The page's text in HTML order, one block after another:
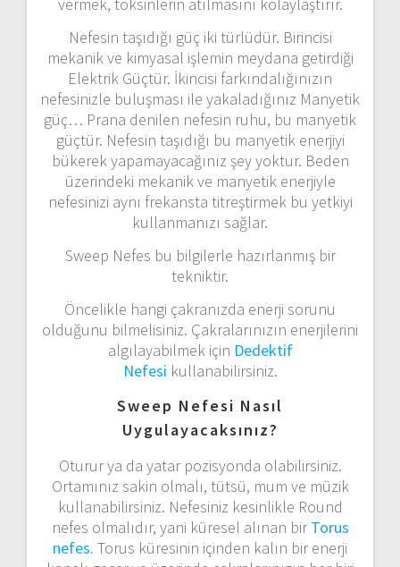
Nefesin taşıdığı güç iki türlüdür. Birincisi
mekanik ve kimyasal işlemin meydana getirdiği
Elektrik Güçtür. İkincisi farkındalığınızın
nefesinizle buluşması ile yakaladığınız Manyetik
güç… Prana denilen nefesin ruhu, bu manyetik
güçtür. Nefesin taşıdığı bu manyetik enerjiyi
bükerek yapamayacağınız şey yoktur. Beden
üzerindeki mekanik ve manyetik enerjiyle
nefesinizi aynı frekansta titreştirmek bu yetkiyi
kullanmanızı sağlar.
Sweep Nefes bu bilgilerle hazırlanmış bir
tekniktir.
Öncelikle hangi çakranızda enerji sorunu
olduğunu bilmelisiniz. Çakralarınızın enerjilerini
algılayabilmek için Dedektif
Nefesi kullanabilirsiniz.
Sweep Nefesi Nasıl
Uygulayacaksınız?
Oturur ya da yatar pozisyonda olabilirsiniz.
Ortamınız sakin olmalı, tütsü, mum ve müzik
kullanabilirsiniz. Nefesiniz kesinlikle Round
nefes olmalıdır, yani küresel alınan birTorus
nefes. Torus küresinin içinden kalın bir enerji